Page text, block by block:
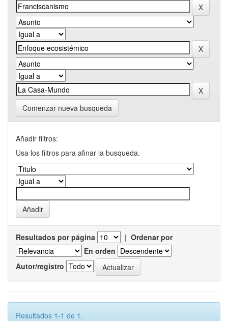
Comenzar nueva busqueda
Añadir filtros:
Usa los filtros para afinar la busqueda.
Resultados por página | Ordenar por
En orden
Autor/registro
Resultados 1-1 de 1.